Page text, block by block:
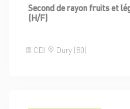
Second de rayon fruits et
(H/F)
CDI Dury (80)